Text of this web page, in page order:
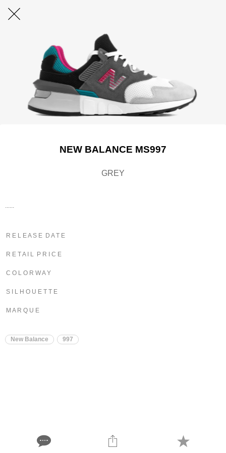
NEW BALANCE MS997
GREY
R E L E A S E D A T E
R E T A I L P R I C E
C O L O R W A Y
S I L H O U E T T E
M A R Q U E
New Balance 997